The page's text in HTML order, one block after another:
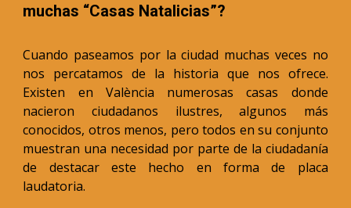
muchas “Casas Natalicias”?
Cuando paseamos por la ciudad muchas veces no
nos percatamos de la historia que nos ofrece.
Existen en València numerosas casas donde
nacieron ciudadanos ilustres, algunos más
conocidos, otros menos, pero todos en su conjunto
muestran una necesidad por parte de la ciudadanía
de destacar este hecho en forma de placa
laudatoria.